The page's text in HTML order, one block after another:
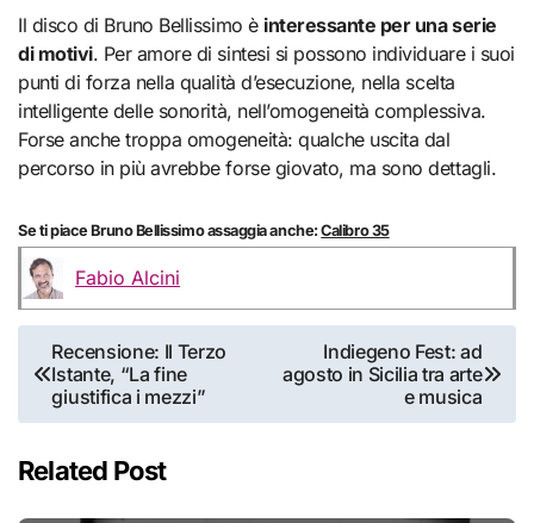
Il disco di Bruno Bellissimo è interessante per una serie
di motivi. Per amore di sintesi si possono individuare i suoi
punti di forza nella qualità d’esecuzione, nella scelta
intelligente delle sonorità, nell’omogeneità complessiva.
Forse anche troppa omogeneità: qualche uscita dal
percorso in più avrebbe forse giovato, ma sono dettagli.
Se ti piace Bruno Bellissimo assaggia anche:Calibro 35
Fabio Alcini
Navigazione
articoli
Recensione: Il Terzo
Istante, “La fine
giustifica i mezzi”
Indiegeno Fest: ad
agosto in Sicilia tra arte
e musica
Related Post